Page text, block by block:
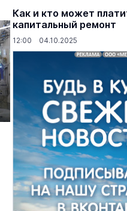
Как и кто может
капитальный ремонт
12:00 04.10.2025